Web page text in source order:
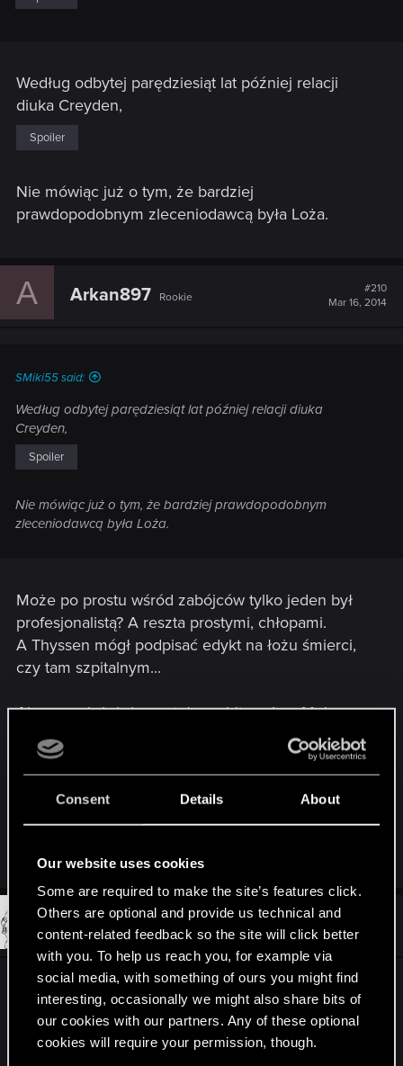
Consent Details About
Our website uses cookies
Some are required to make the site’s features click.
Others are optional and provide us technical and
content-related feedback so the site will click better
with you. To help us reach you, for example via
social media, with something of ours you might find
interesting, occasionally we might also share bits of
our cookies with our partners. Any of these optional
cookies will require your permission, though.
Według odbytej parędziesiąt lat później relacji
diuka Creyden,
Spoiler
Nie mówiąc już o tym, że bardziej
prawdopodobnym zleceniodawcą była Loża.
A Arkan897 Rookie
#210
Mar 16, 2014
SMiki55 said:
Według odbytej parędziesiąt lat później relacji diuka
Creyden,
Spoiler
Nie mówiąc już o tym, że bardziej prawdopodobnym
zleceniodawcą była Loża.
Może po prostu wśród zabójców tylko jeden był
profesjonalistą? A reszta prostymi, chłopami.
A Thyssen mógł podpisać edykt na łożu śmierci,
czy tam szpitalnym...
Ale, przecież, loża została rozbita w Loc Muine,
pozatym większość czarodziejek z loży nie żyje.
Do tego, Radowid i inni królowie rozpoczęli
polowanie na czarownice więc reszta członkiń też
SMiki55 Mentor
Mar 16, 2014
AS podkreślał
Spoiler